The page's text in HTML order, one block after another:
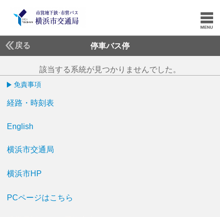
戻る 停車バス停
該当する系統が見つかりませんでした。
免責事項
経路・時刻表
English
横浜市交通局
横浜市HP
PCページはこちら